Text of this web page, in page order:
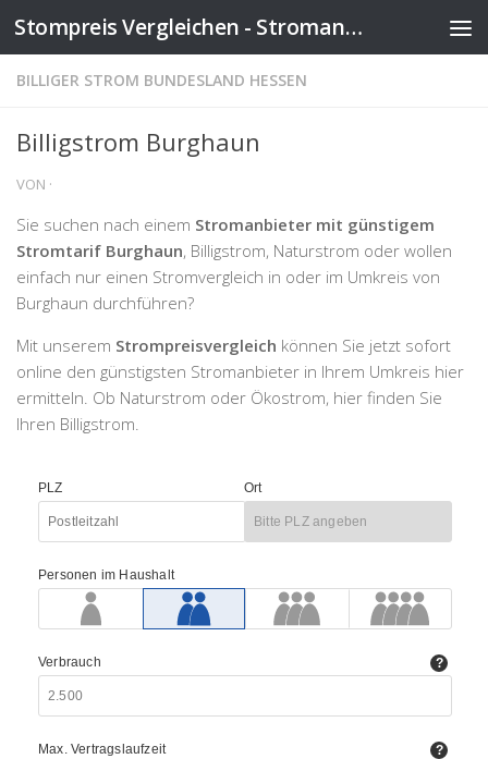
Zum Inhalt springen Stompreis Vergleichen - Stromanbieter wechseln
BILLIGER STROM BUNDESLAND HESSEN
Billigstrom Burghaun
VON ·
Sie suchen nach einem Stromanbieter mit günstigem
Stromtarif Burghaun, Billigstrom, Naturstrom oder wollen
einfach nur einen Stromvergleich in oder im Umkreis von
Burghaun durchführen?
Mit unserem Strompreisvergleich können Sie jetzt sofort
online den günstigsten Stromanbieter in Ihrem Umkreis hier
ermitteln. Ob Naturstrom oder Ökostrom, hier finden Sie
Ihren Billigstrom.